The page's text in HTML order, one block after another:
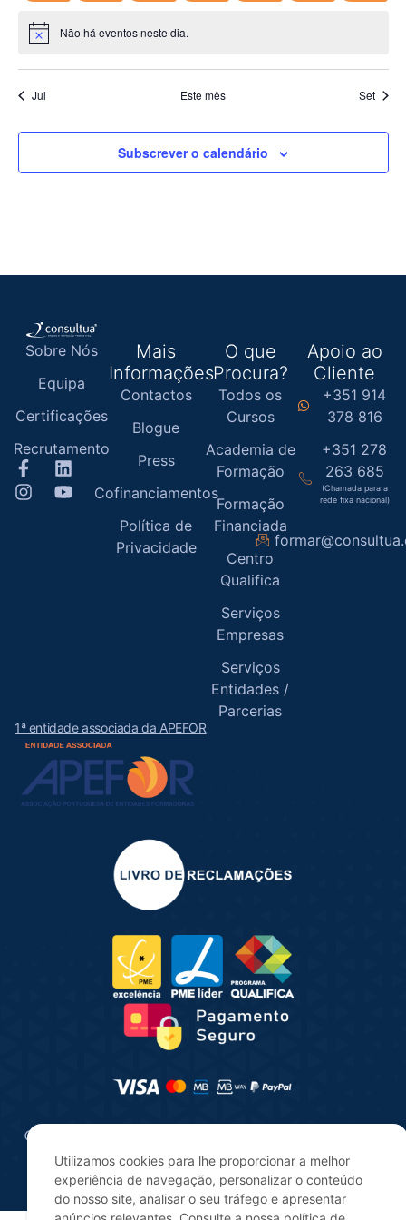
Aviso Não há eventos neste dia.
Jul Este mês Set
Subscrever o calendário
Sobre Nós
Equipa
Certificações
Recrutamento
Mais
Informações
Contactos
Blogue
Press
Cofinanciamentos
Política de
Privacidade
O que
Procura?
Todos os
Cursos
Academia de
Formação
Formação
Financiada
Centro
Qualifica
Serviços
Empresas
Serviços
Entidades /
Parcerias
Apoio ao
Cliente
+351 914
378 816
+351 278
263 685
(Chamada para a
rede fixa nacional)
1ª entidade associada da APEFOR
© 2025 | Consultua | Todos os direitos reservados |
Desenvolvido pordigitalgreen
Utilizamos cookies para lhe proporcionar a melhor
experiência de navegação, personalizar o conteúdo
do nosso site, analisar o seu tráfego e apresentar